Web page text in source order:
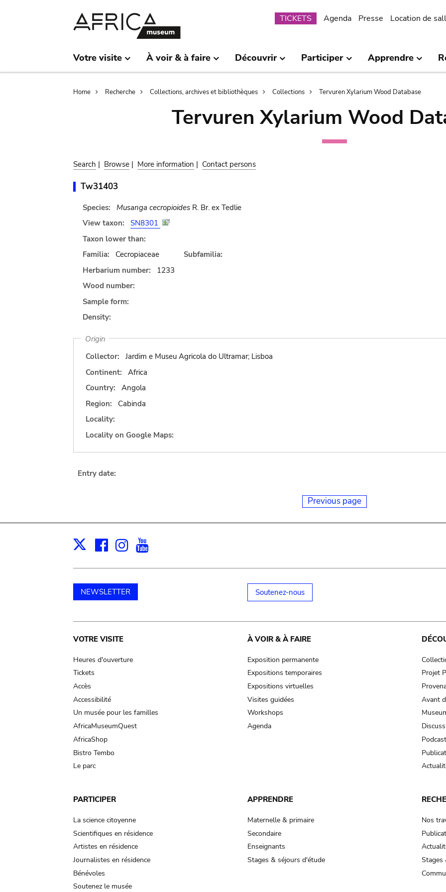
Submenu
TICKETS Agenda Presse Location de
Votre visite À voir & à faire Découvrir Participer Apprendre
Breadcrumb
Home Recherche Collections, archives et bibliothèques Collections Tervuren Xylarium Wood Database
Tervuren Xylarium Wood
Search | Browse | More information | Contact persons
Tw31403
Species: Musanga cecropioidesR. Br. ex Tedlie
View taxon:
SN8301
Taxon lower than:
Familia:
Cecropiaceae
Subfamilia:
Herbarium number:
1233
Wood number:
Sample form:
Density:
Origin
Collector:
Jardim e Museu Agricola do Ultramar; Lisboa
Continent:
Africa
Country:
Angola
Region:
Cabinda
Locality:
Locality on Google Maps:
Entry date:
Previous page
X Facebook
Instagram
NEWSLETTER Soutenez-nous
Main
navigation
VOTRE VISITE
Heures d'ouverture
Tickets
Accès
Accessibilité
Un musée pour les familles
AfricaMuseumQuest
AfricaShop
Bistro Tembo
Le parc
À VOIR & À FAIRE
Exposition permanente
Expositions temporaires
Expositions virtuelles
Visites guidées
Workshops
Agenda
Projet
Avant
PARTICIPER
La science citoyenne
Scientifiques en résidence
Artistes en résidence
Journalistes en résidence
Bénévoles
Soutenez le musée
APPRENDRE
Maternelle & primaire
Secondaire
Enseignants
Stages & séjours d'étude
Nos
Stages